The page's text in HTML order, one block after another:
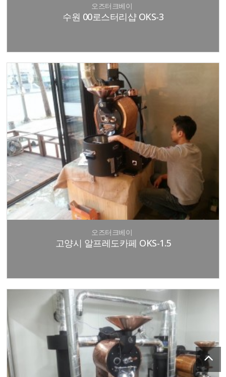
오즈터크베이
수원 00로스터리샵 OKS-3
오즈터크베이
고양시 알프레도카페 OKS-1.5